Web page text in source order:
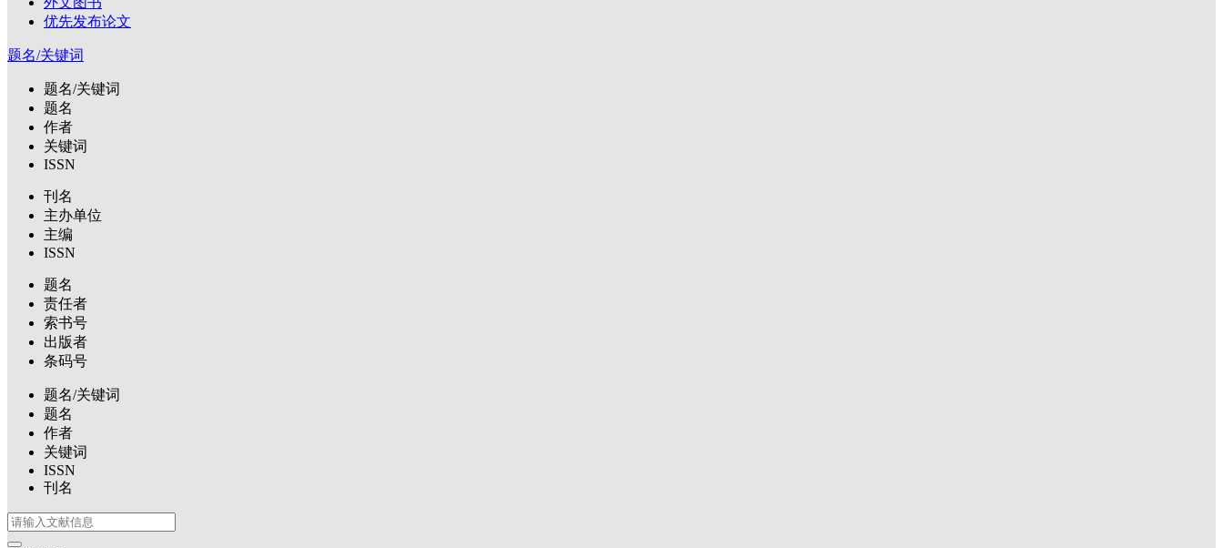
优先发布论文
题名/关键词
题名/关键词
题名
作者
关键词
ISSN
刊名
主办单位
主编
ISSN
题名
责任者
索书号
出版者
条码号
题名/关键词
题名
作者
关键词
ISSN
刊名